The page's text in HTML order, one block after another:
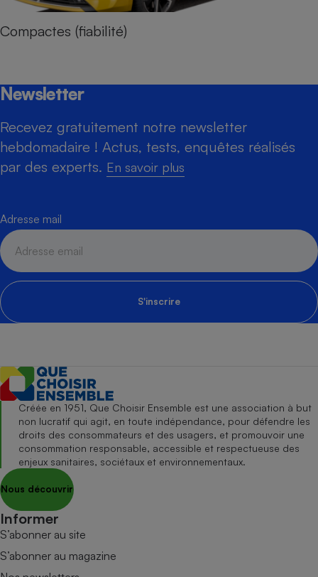
Compactes (fiabilité)
Newsletter
Recevez gratuitement notre newsletter
hebdomadaire ! Actus, tests, enquêtes réalisés
par des experts. En savoir plus
Adresse mail
S'inscrire
Créée en 1951, Que Choisir Ensemble est une association à but
non lucratif qui agit, en toute indépendance, pour défendre les
droits des consommateurs et des usagers, et promouvoir une
consommation responsable, accessible et respectueuse des
enjeux sanitaires, sociétaux et environnementaux.
Nous découvrir
Informer
S’abonner au site
S’abonner au magazine